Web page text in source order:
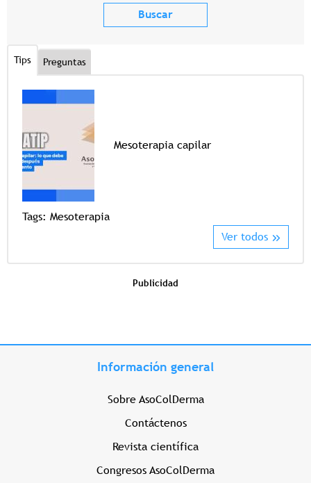
Tips Preguntas
Mesoterapia capilar
Tags: Mesoterapia
Ver todos
Publicidad
Información general
Sobre AsoColDerma
Contáctenos
Revista científica
Congresos AsoColDerma